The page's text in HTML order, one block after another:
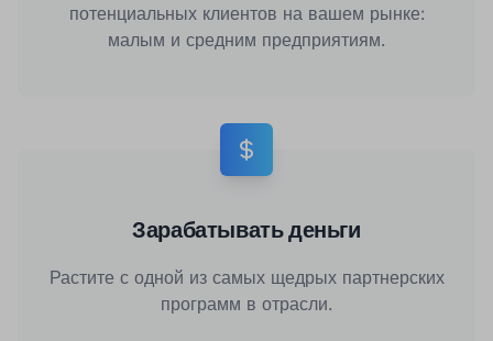
потенциальных клиентов на вашем рынке:
малым и средним предприятиям.
Зарабатывать деньги
Растите с одной из самых щедрых партнерских
программ в отрасли.